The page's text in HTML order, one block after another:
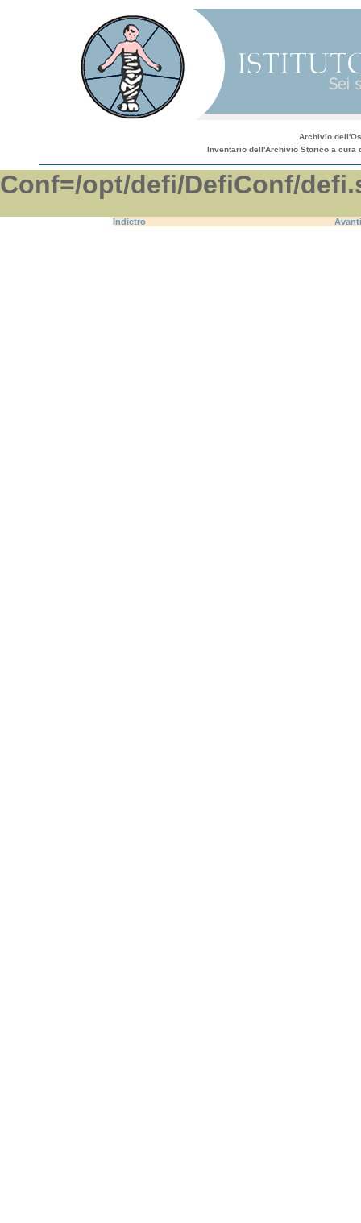
Archivio
Inventario dell'Archivio Storico a cura
Conf=/opt/defi/DefiConf/
Indietro Avanti